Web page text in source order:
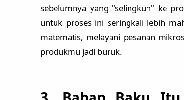
sebelumnya yang "selingkuh" ke
untuk proses ini seringkali lebih
matematis, melayani pesanan
produkmu jadi buruk.